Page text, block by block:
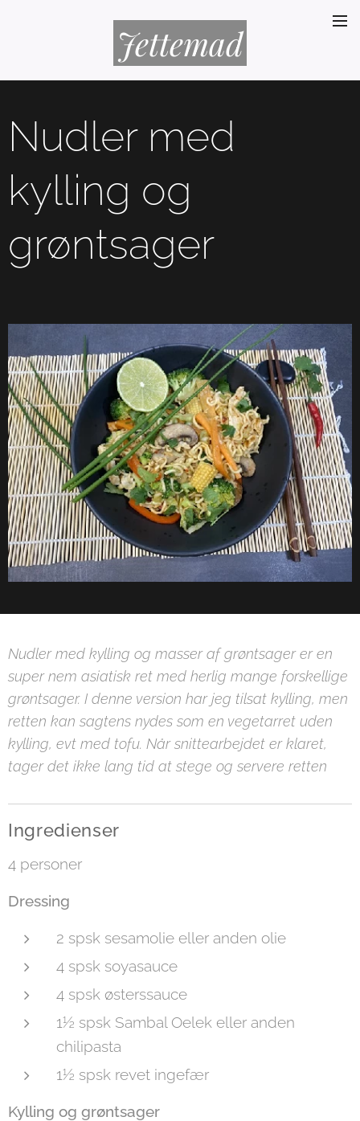
Jettemad
Nudler med
kylling og
grøntsager
Nudler med kylling og masser af grøntsager er en
super nem asiatisk ret med herlig mange forskellige
grøntsager. I denne version har jeg tilsat kylling, men
retten kan sagtens nydes som en vegetarret uden
kylling, evt med tofu. Når snittearbejdet er klaret,
tager det ikke lang tid at stege og servere retten
Ingredienser
4 personer
Dressing
2 spsk sesamolie eller anden olie
4 spsk soyasauce
4 spsk østerssauce
1½ spsk Sambal Oelek eller anden
chilipasta
1½ spsk revet ingefær
Kylling og grøntsager